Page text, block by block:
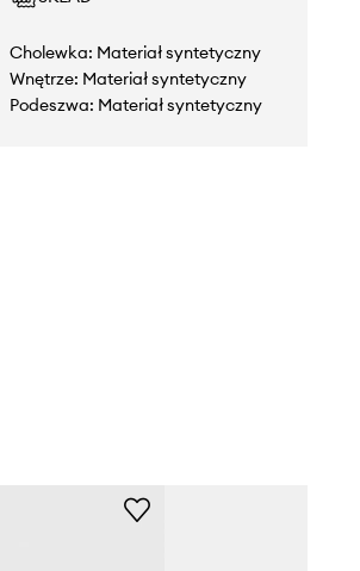
Cholewka: Materiał syntetyczny
Wnętrze: Materiał syntetyczny
Podeszwa: Materiał syntetyczny